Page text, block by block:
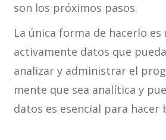
son los próximos pasos.
La única forma de hacerlo
activamente datos que
analizar y administrar el
mente que sea analítica y
datos es esencial para hacer